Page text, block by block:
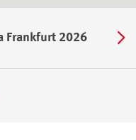
Frankfurt 2026